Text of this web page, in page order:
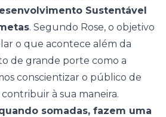
Sustentável
. Segundo Rose, o objetivo
o que acontece além da
de grande porte como a
conscientizar o público de
à sua maneira.
somadas, fazem uma